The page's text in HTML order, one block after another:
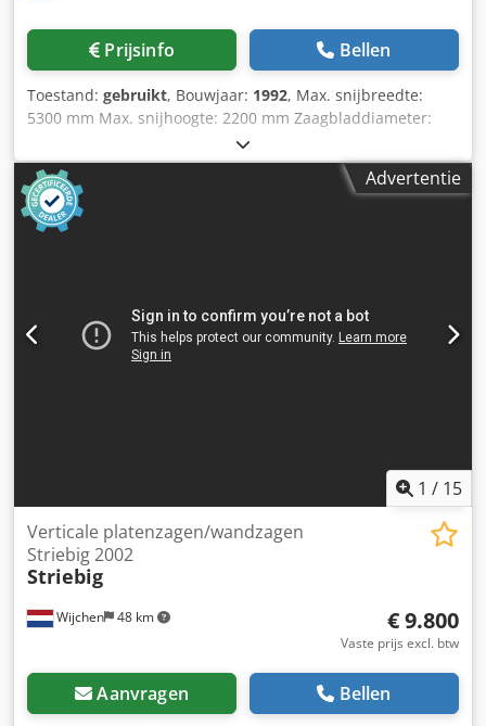
Prijsinfo Bellen
Toestand: gebruikt, Bouwjaar: 1992, Max. snijbreedte:
5300 mm Max. snijhoogte: 2200 mm Zaagbladdiameter:
300 mm Max. bewerkingsdikte: 80 mm Zaagbladboring: 30
mm Bodemondersteuning: starre rollen Zaagkop
zwenkbaar: handmatig Zaagtoevoer: automatisch
Afzuiging: extern afzuiging Gewicht ca.: 1500 kg
Motorvermogen: 5,5 kW Opslaglocatie: Nattheim
Advertentie
1 / 15
Wijchen 48 km
Verticale platenzagen/wandzagen
Striebig 2002
Striebig
€ 9.800
Vaste prijs excl. btw
Aanvragen Bellen